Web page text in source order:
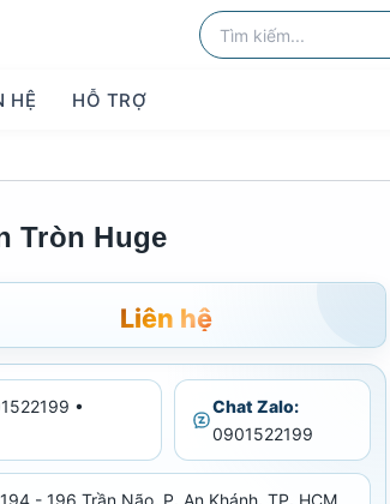
Tìm
kiếm:
HỆ HỖ TRỢ
Tròn Huge
Liên hệ
•
Chat Zalo:
0901522199